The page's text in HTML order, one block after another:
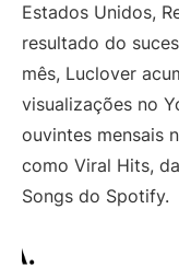
Estados Unidos,
resultado do
mês, Luclover
visualizações no
ouvintes mensais
como Viral Hits,
Songs do Spotify.